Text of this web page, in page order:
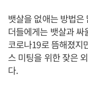
뱃살을 없애는 방법은
더들에게는 뱃살과
코로나19로 뜸해졌지
스 미팅을 위한 잦은
다.